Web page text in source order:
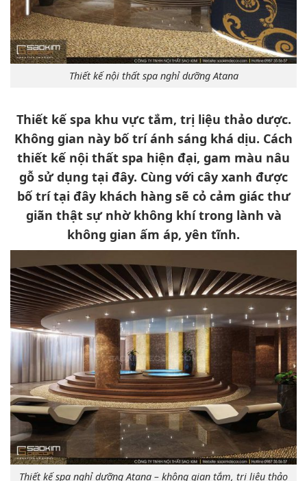
Thiết kế nội thất spa nghỉ dưỡng Atana
Thiết kế spa khu vực tắm, trị liệu thảo dược.
Không gian này bố trí ánh sáng khá dịu. Cách
thiết kế nội thất spa hiện đại, gam màu nâu
gỗ sử dụng tại đây. Cùng với cây xanh được
bố trí tại đây khách hàng sẽ cỏ cảm giác thư
giãn thật sự nhờ không khí trong lành và
không gian ấm áp, yên tĩnh.
Thiết kế spa nghỉ dưỡng Atana – không gian tắm, trị liệu thảo